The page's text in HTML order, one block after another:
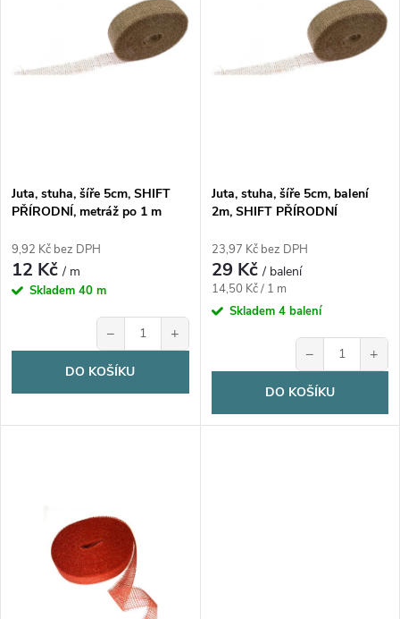
í
o
d
u
ů
s
o
d
u
k
t
ů
Juta, stuha, šíře 5cm, SHIFT
PŘÍRODNÍ, metráž po 1 m
9,92 Kč bez DPH
12 Kč/ m
Skladem 40 m
− +
DO KOŠÍKU
Juta, stuha, šíře 5cm, balení
2m, SHIFT PŘÍRODNÍ
23,97 Kč bez DPH
29 Kč/ balení
Měrná
cena:
14,50 Kč / 1 m
Skladem 4 balení
− +
DO KOŠÍKU